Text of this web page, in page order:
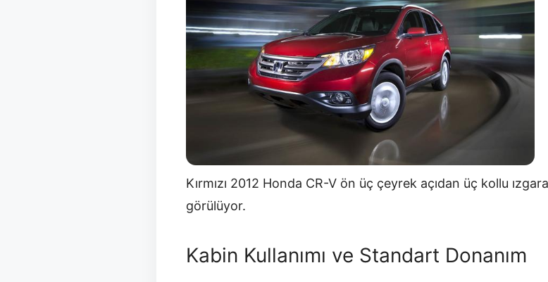
Kırmızı 2012 Honda CR-V ön üç çeyrek açıdan üç kollu
görülüyor.
Kabin Kullanımı ve Standart Donanım